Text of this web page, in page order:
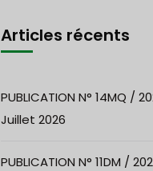
Articles récents
PUBLICATION N° 14MQ /
Juillet 2026
PUBLICATION N° 11DM /